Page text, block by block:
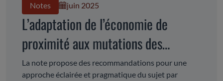
Notes juin 2025
L’adaptation de l’économie de
proximité aux mutations des
centres-villes et centres-bourgs
La note propose des recommandations pour une
approche éclairée et pragmatique du sujet par